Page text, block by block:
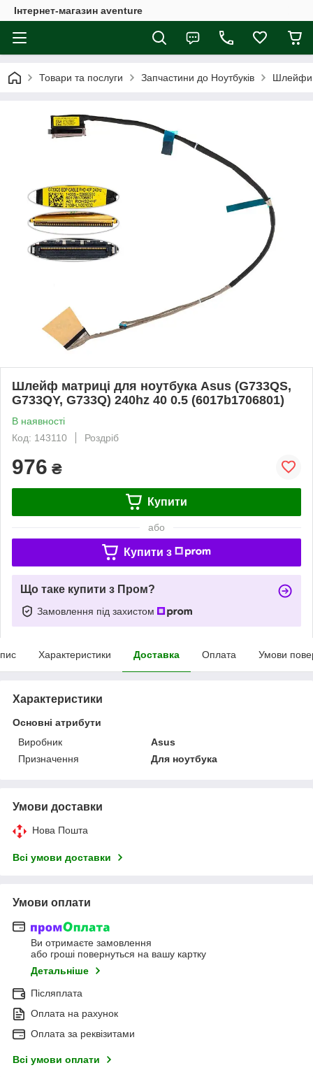
Інтернет-магазин aventure
Товари та послуги Запчастини до Ноутбуків Шлейфи
Шлейф матриці для ноутбука Asus (G733QS,
G733QY, G733Q) 240hz 40 0.5 (6017b1706801)
В наявності
Код: 143110
Роздріб
976 ₴
Купити
або
Купити з
Що таке купити з Пром?
Замовлення під захистом
Характеристики Доставка Оплата Умови
Характеристики
Основні атрибути
Виробник
Asus
Призначення
Для ноутбука
Умови доставки
Нова Пошта
Всі умови доставки
Умови оплати
Ви отримаєте замовлення
або гроші повернуться на вашу картку
Детальніше
Післяплата
Оплата на рахунок
Оплата за реквізитами
Всі умови оплати